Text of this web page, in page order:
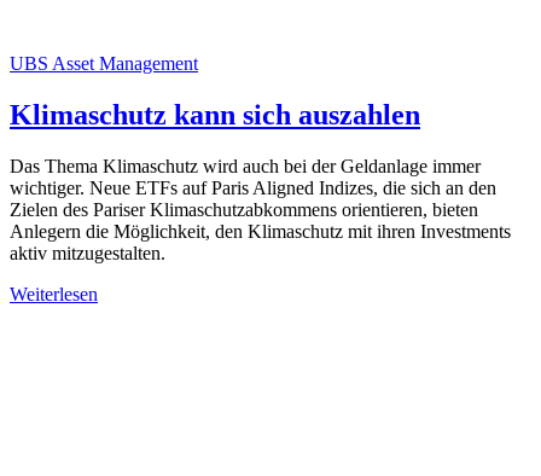
UBS Asset Management
Klimaschutz kann sich auszahlen
Das Thema Klimaschutz wird auch bei der Geldanlage immer
wichtiger. Neue ETFs auf Paris Aligned Indizes, die sich an den
Zielen des Pariser Klimaschutzabkommens orientieren, bieten
Anlegern die Möglichkeit, den Klimaschutz mit ihren Investments
aktiv mitzugestalten.
Weiterlesen